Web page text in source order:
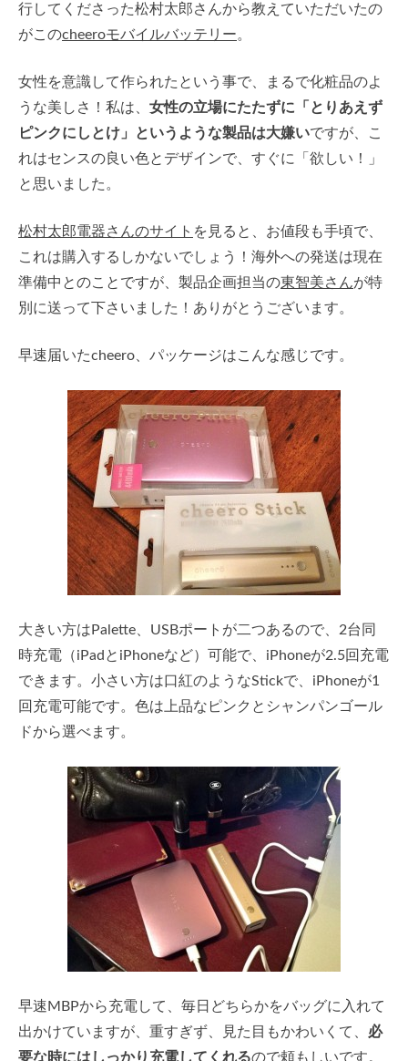
行してくださった松村太郎さんから教えていただいたの
がこのcheeroモバイルバッテリー。
女性を意識して作られたという事で、まるで化粧品のよ
うな美しさ！私は、 女性の立場にたたずに「とりあえず
ピンクにしとけ」というような製品は大嫌いですが、こ
れはセンスの良い色とデザインで、すぐに「欲しい！」
と思いました。
松村太郎電器さんのサイト を見ると、お値段も手頃で、
これは購入するしかないでしょう！海外への発送は現在
準備中とのことですが、製品企画担当の東智美さんが特
別に送って下さいました！ありがとうございます。
早速届いたcheero、パッケージはこんな感じです。
大きい方はPalette、USBポートが二つあるので、2台同
時充電（iPadとiPhoneなど）可能で、iPhoneが2.5回充電
できます。小さい方は口紅のようなStickで、iPhoneが1
回充電可能です。色は上品なピンクとシャンパンゴール
ドから選べます。
早速MBPから充電して、毎日どちらかをバッグに入れて
出かけていますが、重すぎず、見た目もかわいくて、 必
要な時にはしっかり充電してくれるので頼もしいです。